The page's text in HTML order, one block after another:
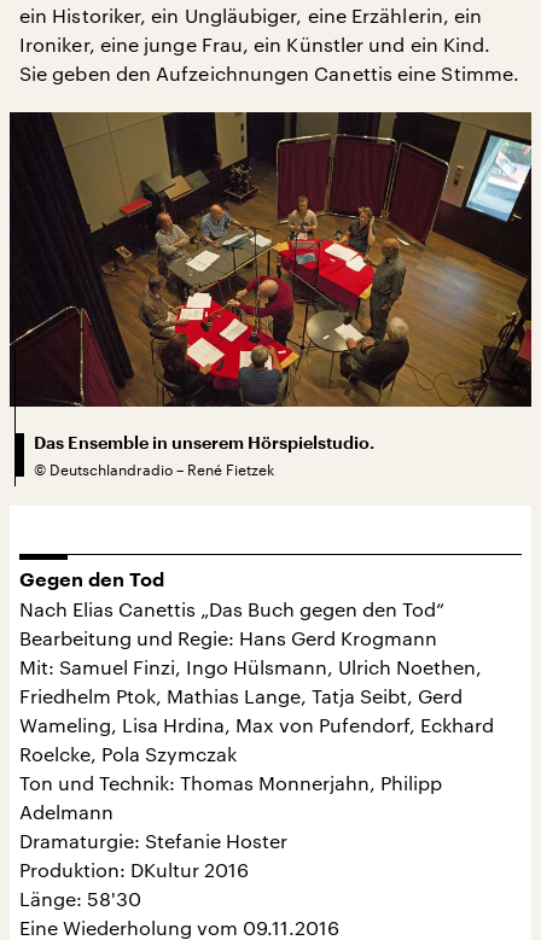
ein Historiker, ein Ungläubiger, eine Erzählerin, ein
Ironiker, eine junge Frau, ein Künstler und ein Kind.
Sie geben den Aufzeichnungen Canettis eine Stimme.
Das Ensemble in unserem Hörspielstudio.
© Deutschlandradio – René Fietzek
Gegen den Tod
Nach Elias Canettis „Das Buch gegen den Tod“
Bearbeitung und Regie: Hans Gerd Krogmann
Mit: Samuel Finzi, Ingo Hülsmann, Ulrich Noethen,
Friedhelm Ptok, Mathias Lange, Tatja Seibt, Gerd
Wameling, Lisa Hrdina, Max von Pufendorf, Eckhard
Roelcke, Pola Szymczak
Ton und Technik: Thomas Monnerjahn, Philipp
Adelmann
Dramaturgie: Stefanie Hoster
Produktion: DKultur 2016
Länge: 58'30
Eine Wiederholung vom 09.11.2016